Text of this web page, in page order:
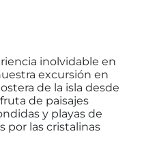
inolvidable en
excursión en
de la isla desde
de paisajes
y playas de
por las cristalinas